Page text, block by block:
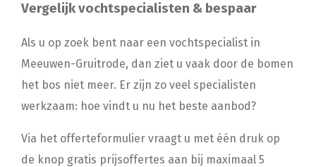
Vergelijk vochtspecialisten & bespaar
Als u op zoek bent naar een vochtspecialist in
Meeuwen-Gruitrode, dan ziet u vaak door de bomen
het bos niet meer. Er zijn zo veel specialisten
werkzaam: hoe vindt u nu het beste aanbod?
Via het offerteformulier vraagt u met één druk op
de knop gratis prijsoffertes aan bij maximaal 5